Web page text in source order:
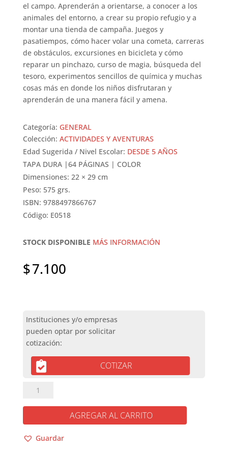
el campo. Aprenderán a orientarse, a conocer a los
animales del entorno, a crear su propio refugio y a
montar una tienda de campaña. Juegos y
pasatiempos, cómo hacer volar una cometa, carreras
de obstáculos, excursiones en bicicleta y cómo
reparar un pinchazo, curso de magia, búsqueda del
tesoro, experimentos sencillos de química y muchas
cosas más en donde los niños disfrutaran y
aprenderán de una manera fácil y amena.
Categoría: GENERAL
Colección: ACTIVIDADES Y AVENTURAS
Edad Sugerida / Nivel Escolar: DESDE 5 AÑOS
TAPA DURA |64 PÁGINAS | COLOR
Dimensiones: 22 × 29 cm
Peso: 575 grs.
ISBN: 9788497866767
Código: E0518
STOCK DISPONIBLE MÁS INFORMACIÓN
$7.100
COTIZAR
ACTIVIDADES
AVENTURAS
PARA
NIÑOS
AGREGAR AL CARRITO
Guardar